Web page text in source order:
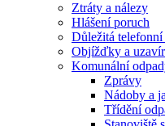
Ztráty a nálezy
Hlášení poruch
Důležitá telefonní
Objížďky a
Komunální
Zprávy
Nádoby a
Třídění